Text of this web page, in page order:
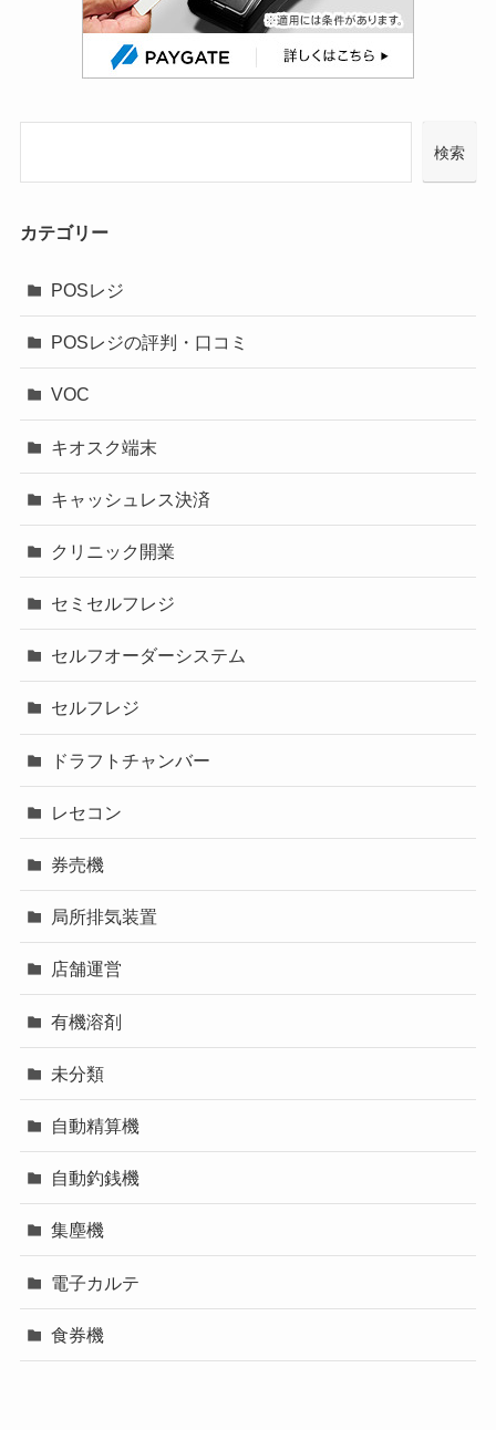
検索
カテゴリー
POSレジ
POSレジの評判・口コミ
VOC
キオスク端末
キャッシュレス決済
クリニック開業
セミセルフレジ
セルフオーダーシステム
セルフレジ
ドラフトチャンバー
レセコン
券売機
局所排気装置
店舗運営
有機溶剤
未分類
自動精算機
自動釣銭機
集塵機
電子カルテ
食券機